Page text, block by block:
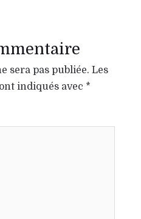
sera pas publiée. Les
indiqués avec *